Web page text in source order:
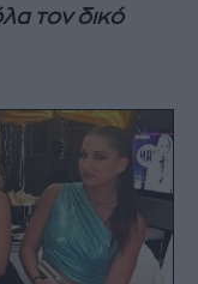
τον δικό